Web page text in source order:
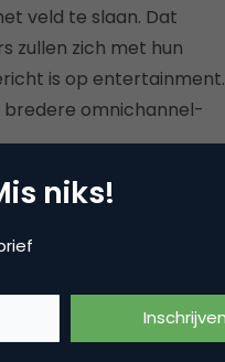
veld te slaan. Dat
zullen zich met hun
is op entertainment.
omnichannel-
niks!